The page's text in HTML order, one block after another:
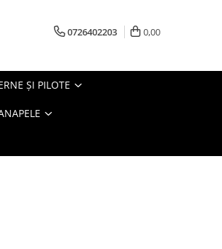
0726402203 0,00
ŞI PILOTE